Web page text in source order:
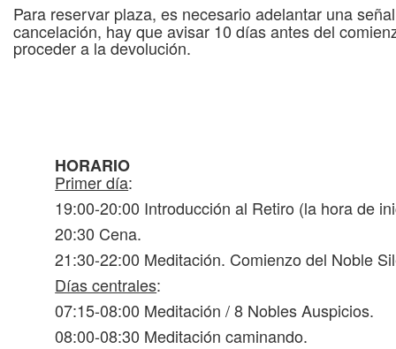
Para reservar plaza, es necesario adelantar una
cancelación, hay que avisar 10 días antes del
proceder a la devolución.
HORARIO
Primer día:
19:00-20:00 Introducción al Retiro (la hora de
20:30 Cena.
21:30-22:00 Meditación. Comienzo del Noble
Días centrales:
07:15-08:00 Meditación / 8 Nobles Auspicios.
08:00-08:30 Meditación caminando.